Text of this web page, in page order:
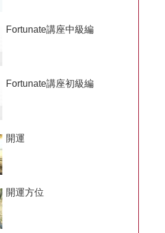
Fortunate講座中級編
Fortunate講座初級編
開運
開運方位